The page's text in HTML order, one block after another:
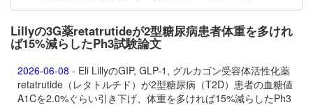
Lillyの3G薬retatrutideが2型糖尿病患者体重を多けれ
ば15%減らしたPh3試験論文
2026-06-08 - Eli LillyのGIP, GLP-1, グルカゴン受容体活性化薬
retatrutide（レタトルチド）が2型糖尿病（T2D）患者の血糖値
A1Cを2.0%ぐらい引き下げ、体重を多ければ15%減らしたPh3